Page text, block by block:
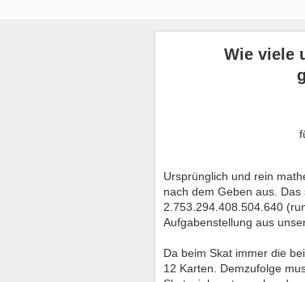
Wie viele
Ursprünglich und rein
nach dem Geben aus.
2.753.294.408.504.640
Aufgabenstellung aus
Da beim Skat immer die
12 Karten. Demzufolge